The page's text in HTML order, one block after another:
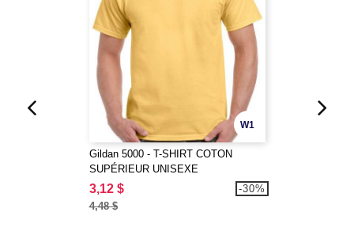
W1
Gildan 5000 - T-SHIRT COTON
SUPÉRIEUR UNISEXE
3,12 $
4,48 $
-30%